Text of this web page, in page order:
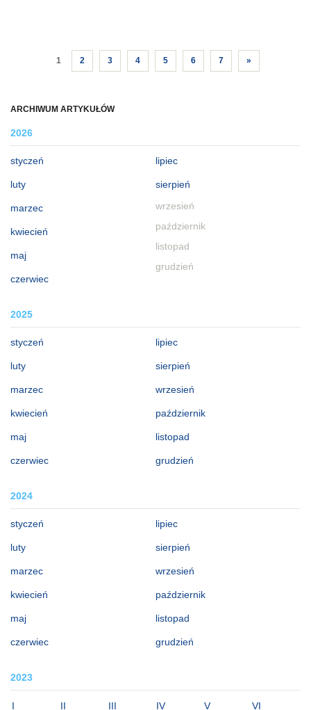
ARCHIWUM ARTYKUŁÓW
2026
styczeń
luty
marzec
kwiecień
maj
czerwiec
lipiec
sierpień
wrzesień
październik
listopad
grudzień
2025
styczeń
luty
marzec
kwiecień
maj
czerwiec
lipiec
sierpień
wrzesień
październik
listopad
grudzień
2024
styczeń
luty
marzec
kwiecień
maj
czerwiec
lipiec
sierpień
wrzesień
październik
listopad
grudzień
2023
I II III IV V VI
1 2 3 4 5 6 7 »